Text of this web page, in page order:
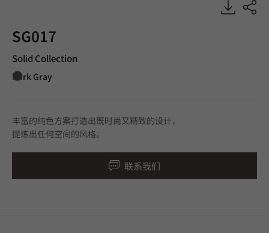
SG017
Solid Collection
Dark Gray
丰富的纯色方案打造出既时尚又精致的设计，
提炼出任何空间的风格。
联系我们